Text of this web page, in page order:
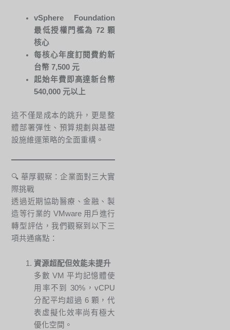
vSphere Foundation
最低授權門檻為 72 顆
核心
每核心年度訂閱費約新
台幣 7,500 元
起始年費即高達新台幣
540,000 元以上
這不僅是成本的跳升，更是整
體部署彈性、預算規劃與基礎
設施維運策略的全面重構。
🔍 華厚觀察：企業面對三大實
際挑戰
透過近期協助醫療、金融、製
造等行業的 VMware 用戶進行
轉型評估，我們觀察到以下三
項共通痛點：
資源超配但效能未提升
多數 VM 平均記憶體使
用率不到 30%，vCPU
分配平均超過 6 顆，代
表虛擬化效率尚有極大
優化空間。